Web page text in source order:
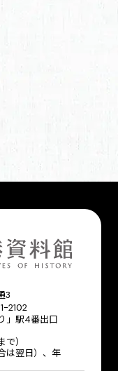
3
2102
」駅4番出口
）
は翌日）、年